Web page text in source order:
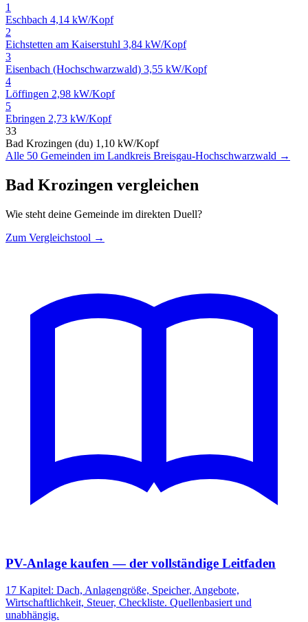
1
Eschbach 4,14 kW/Kopf
2
Eichstetten am Kaiserstuhl 3,84 kW/Kopf
3
Eisenbach (Hochschwarzwald) 3,55 kW/Kopf
4
Löffingen 2,98 kW/Kopf
5
Ebringen 2,73 kW/Kopf
33
Bad Krozingen (du) 1,10 kW/Kopf
Alle 50 Gemeinden im Landkreis Breisgau-Hochschwarzwald →
Bad Krozingen vergleichen
Wie steht deine Gemeinde im direkten Duell?
Zum Vergleichstool →
PV-Anlage kaufen — der vollständige Leitfaden
17 Kapitel: Dach, Anlagengröße, Speicher, Angebote,
Wirtschaftlichkeit, Steuer, Checkliste. Quellenbasiert und
unabhängig.